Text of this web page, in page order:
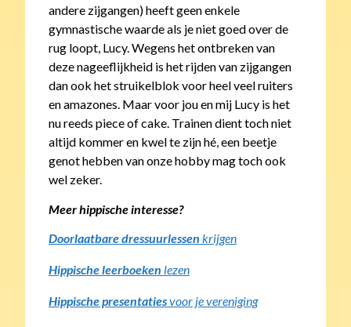
andere zijgangen) heeft geen enkele
gymnastische waarde als je niet goed over de
rug loopt, Lucy. Wegens het ontbreken van
deze nageeflijkheid is het rijden van zijgangen
dan ook het struikelblok voor heel veel ruiters
en amazones. Maar voor jou en mij Lucy is het
nu reeds piece of cake. Trainen dient toch niet
altijd kommer en kwel te zijn hé, een beetje
genot hebben van onze hobby mag toch ook
wel zeker.
Meer hippische interesse?
Doorlaatbare dressuurlessen krijgen
Hippische leerboeken lezen
Hippische presentatiesvoor je vereniging